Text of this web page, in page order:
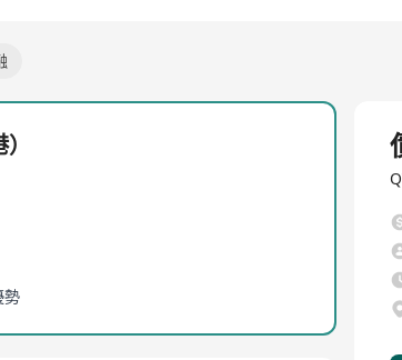
规管理体系建设，熟悉境内外金融科技行业监管要求，
ISO9001质量管理体系、ISO20000 IT服务管理体系、
运行；同时已取得网络安全等级保护三级备案证明，符
已组建专业的跨境合规团队，深入研究香港《个人资
系的能力。
香港市场推出的产品均采用纯本地部署架构，支持客
司服务器），从技术层面彻底解决金融机构的数据安全和
勢